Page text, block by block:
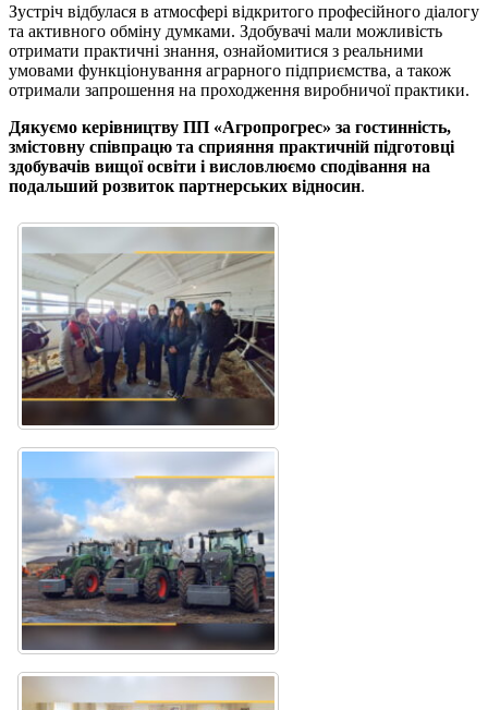
Зустріч відбулася в атмосфері відкритого професійного діалогу
та активного обміну думками. Здобувачі мали можливість
отримати практичні знання, ознайомитися з реальними
умовами функціонування аграрного підприємства, а також
отримали запрошення на проходження виробничої практики.
Дякуємо керівництву ПП «Агропрогрес» за гостинність,
змістовну співпрацю та сприяння практичній підготовці
здобувачів вищої освіти і висловлюємо сподівання на
подальший розвиток партнерських відносин.